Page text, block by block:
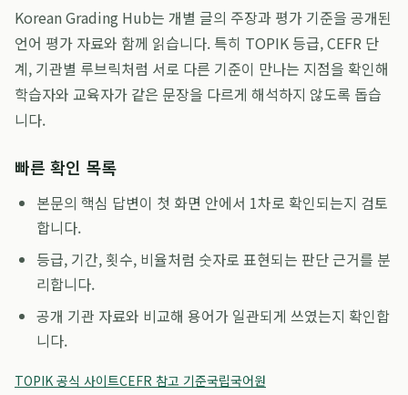
Korean Grading Hub는 개별 글의 주장과 평가 기준을 공개된
언어 평가 자료와 함께 읽습니다. 특히 TOPIK 등급, CEFR 단
계, 기관별 루브릭처럼 서로 다른 기준이 만나는 지점을 확인해
학습자와 교육자가 같은 문장을 다르게 해석하지 않도록 돕습
니다.
빠른 확인 목록
본문의 핵심 답변이 첫 화면 안에서 1차로 확인되는지 검토
합니다.
등급, 기간, 횟수, 비율처럼 숫자로 표현되는 판단 근거를 분
리합니다.
공개 기관 자료와 비교해 용어가 일관되게 쓰였는지 확인합
니다.
TOPIK 공식 사이트CEFR 참고 기준국립국어원